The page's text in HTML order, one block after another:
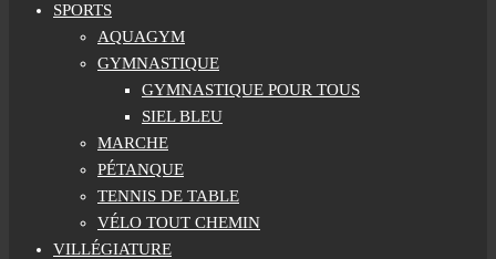
SPORTS
AQUAGYM
GYMNASTIQUE
GYMNASTIQUE POUR TOUS
SIEL BLEU
MARCHE
PÉTANQUE
TENNIS DE TABLE
VÉLO TOUT CHEMIN
VILLÉGIATURE